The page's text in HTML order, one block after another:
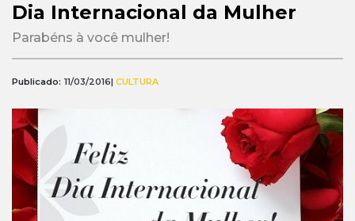
Dia Internacional da Mulher
Parabéns à você mulher!
Publicado: 11/03/2016| CULTURA